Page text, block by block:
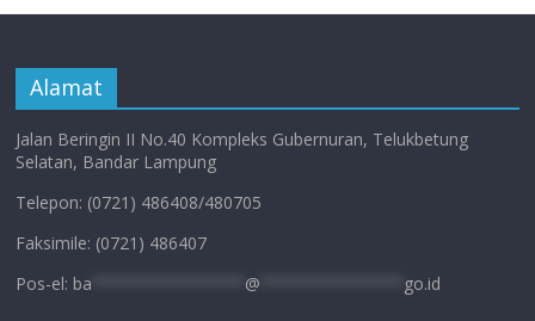
Alamat
Jalan Beringin II No.40 Kompleks Gubernuran, Telukbetung
Selatan, Bandar Lampung
Telepon: (0721) 486408/480705
Faksimile: (0721) 486407
Pos-el: ba @ go.id